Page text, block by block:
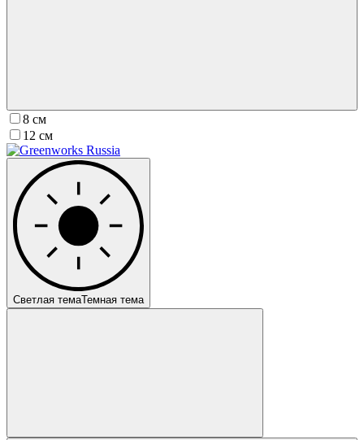
8 см
12 см
Светлая темаТемная тема